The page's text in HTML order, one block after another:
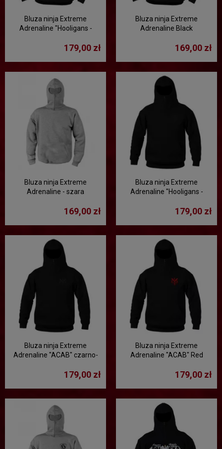
Bluza ninja Extreme
Adrenaline "Hooligans -
179,00 zł
Bluza ninja Extreme
Adrenaline Black
169,00 zł
Bluza ninja Extreme
Adrenaline - szara
169,00 zł
Bluza ninja Extreme
Adrenaline "Hooligans -
179,00 zł
Bluza ninja Extreme
Adrenaline "ACAB" czarno-
179,00 zł
Bluza ninja Extreme
Adrenaline "ACAB" Red
179,00 zł